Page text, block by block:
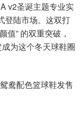
v2圣诞主题专业实
登陆市场。这双打
值” 的双重突破，
为这个冬天球鞋圈